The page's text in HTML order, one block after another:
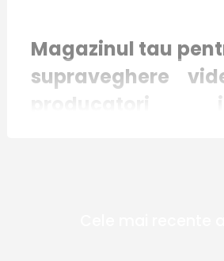
Magazinul tau
supraveghere
producatori